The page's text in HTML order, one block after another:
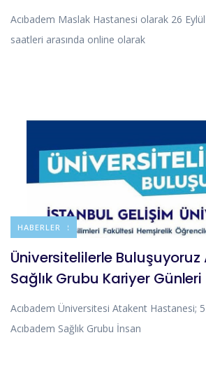
Acıbadem Maslak Hastanesi olarak 26
saatleri arasında online olarak
DUYURULAR
HABERLER
Üniversitelilerle Buluşuyoruz
Sağlık Grubu Kariyer Günleri
Acıbadem Üniversitesi Atakent Hastanesi;
Acıbadem Sağlık Grubu İnsan